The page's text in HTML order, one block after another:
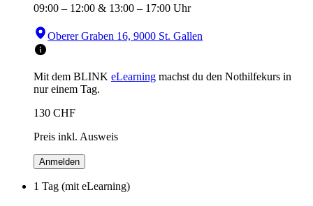
09:00 – 12:00 & 13:00 – 17:00 Uhr
Oberer Graben 16, 9000 St. Gallen
Mit dem BLINK eLearning machst du den Nothilfekurs in
nur einem Tag.
130 CHF
Preis inkl. Ausweis
Anmelden
1 Tag (mit eLearning)